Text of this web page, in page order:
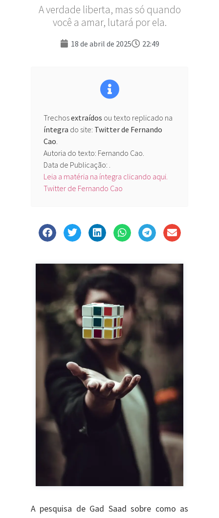
A verdade liberta, mas só quando
você a amar, lutará por ela.
18 de abril de 2025 22:49
Trechosextraídos ou texto replicado na
íntegra do site: Twitter de Fernando
Cao
Autoria do texto: Fernando Cao.
Data de Publicação: .
Leia a matéria na íntegra clicando aqui.
Twitter de Fernando Cao
A pesquisa de Gad Saad sobre como as